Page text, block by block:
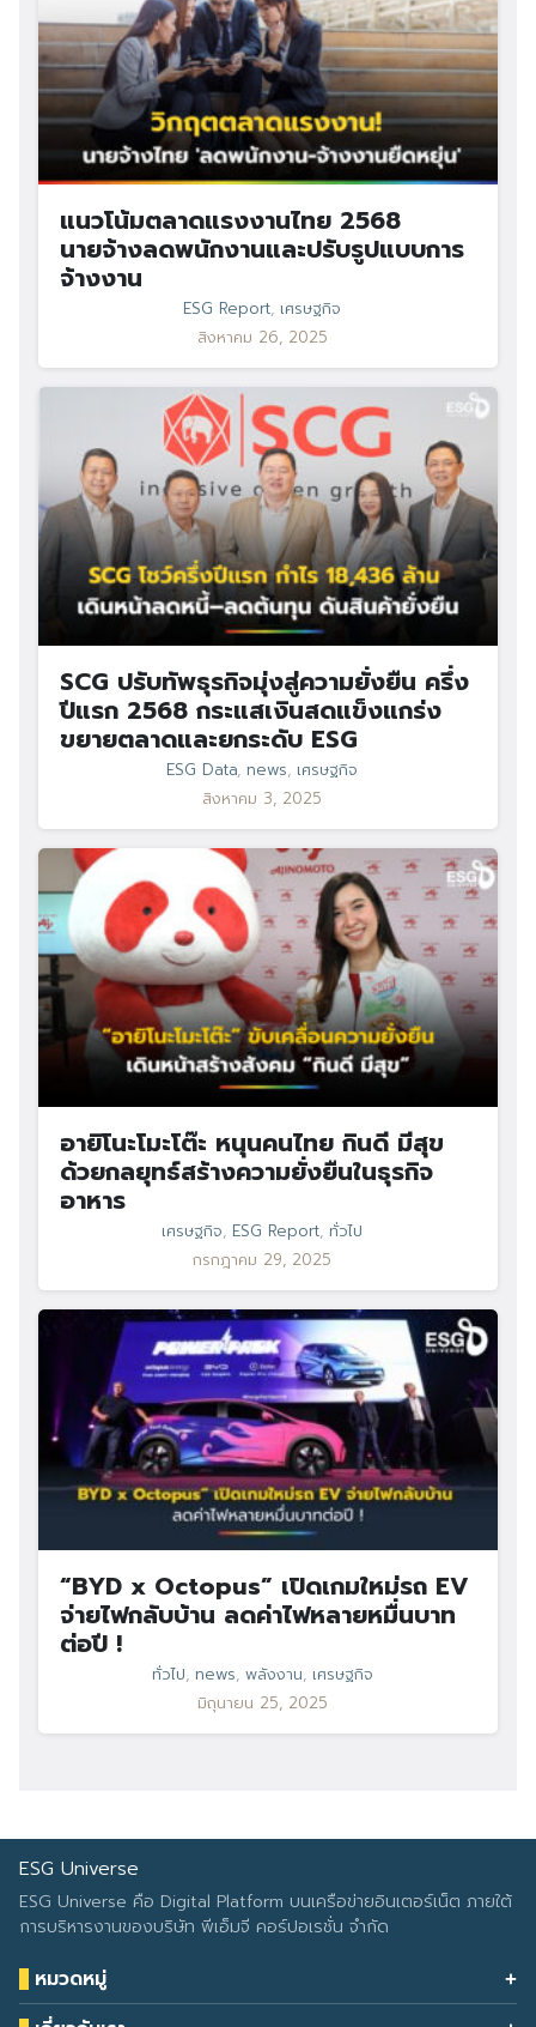
แนวโน้มตลาดแรงงานไทย 2568
นายจ้างลดพนักงานและปรับรูปแบบการ
จ้างงาน
ESG Report, เศรษฐกิจ
สิงหาคม 26, 2025
SCG ปรับทัพธุรกิจมุ่งสู่ความยั่งยืน ครึ่ง
ปีแรก 2568 กระแสเงินสดแข็งแกร่ง
ขยายตลาดและยกระดับ ESG
ESG Data, news, เศรษฐกิจ
สิงหาคม 3, 2025
อายิโนะโมะโต๊ะ หนุนคนไทย กินดี มีสุข
ด้วยกลยุทธ์สร้างความยั่งยืนในธุรกิจ
อาหาร
เศรษฐกิจ, ESG Report, ทั่วไป
กรกฎาคม 29, 2025
“BYD x Octopus” เปิดเกมใหม่รถ EV
จ่ายไฟกลับบ้าน ลดค่าไฟหลายหมื่นบาท
ต่อปี !
ทั่วไป, news, พลังงาน, เศรษฐกิจ
มิถุนายน 25, 2025
ESG Universe
ESG Universe คือ Digital Platform บนเครือข่ายอินเตอร์เน็ต ภายใต้
การบริหารงานของบริษัท พีเอ็มจี คอร์ปอเรชั่น จำกัด
หมวดหมู่
Health & Wellness